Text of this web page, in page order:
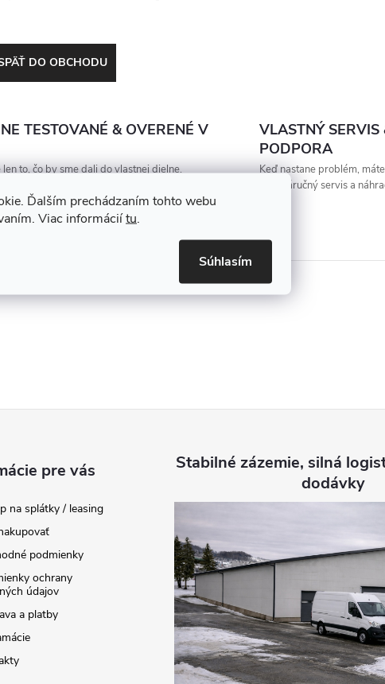
Ďalším prechádzaním tohto webu
Viac informáciítu.
Súhlasím
DO OBCHODU
TESTOVANÉ & OVERENÉ V
to, čo by sme dali do vlastnej dielne.
a nesklamal
VLASTNÝ
PODPORA
Keď nastane problém,
aj pozáručný servis a
pre vás
na splátky / leasing
podmienky
ochrany
údajov
a platby
Stabilné zázemie, silná
dodávky